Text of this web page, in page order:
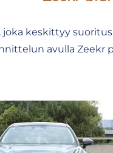
keskittyy
avulla Zeekr